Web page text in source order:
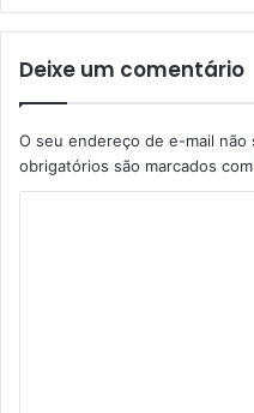
Deixe um comentário
O seu endereço de e-mail não
obrigatórios são marcados com